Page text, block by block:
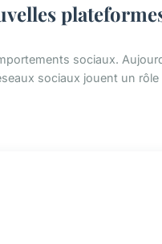
sociaux.
sociaux jouent un rôle